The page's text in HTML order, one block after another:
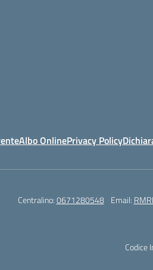
Albo OnlinePrivacy Policy
Centralino:0671280548 Email:
Codice